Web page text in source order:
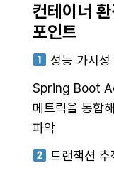
컨테이너
포인트
성능 가시성
Spring Boot
메트릭을 통합
파악
트랜잭션 추